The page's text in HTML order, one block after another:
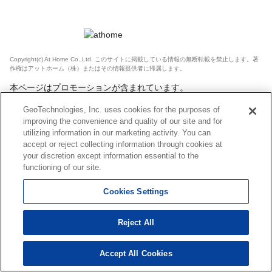
Copyright(c) At Home Co.,Ltd. このサイトに掲載している情報の無断転載を禁止します。著
作権はアットホーム（株）またはその情報提供者に帰属します。
本ページはプロモーションが含まれています。
GeoTechnologies, Inc. uses cookies for the purposes of
improving the convenience and quality of our site and for
utilizing information in our marketing activity. You can
accept or reject collecting information through cookies at
your discretion except information essential to the
functioning of our site.
Cookies Settings
Reject All
Accept All Cookies